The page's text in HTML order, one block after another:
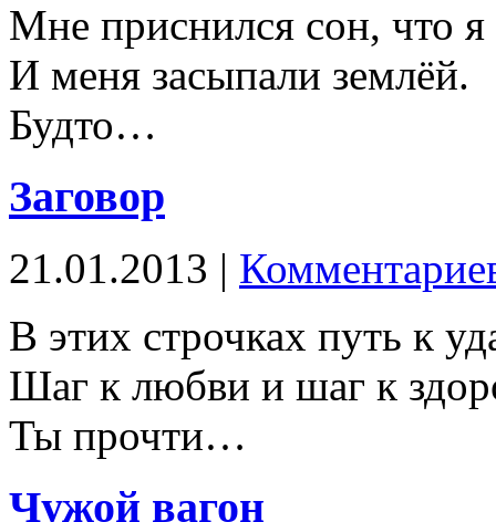
Мне приснился сон, что я
И меня засыпали землёй.
Будто…
Заговор
21.01.2013 |
В этих строчках путь к
Шаг к любви и шаг к
Ты прочти…
Чужой вагон